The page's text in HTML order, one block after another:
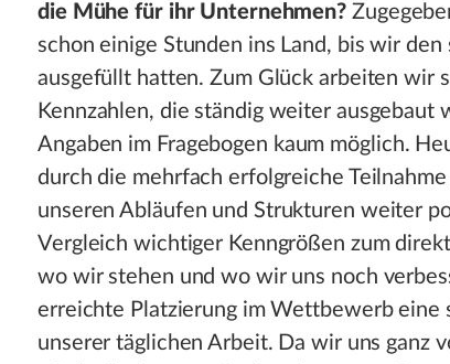
die Mühe für ihr Unternehmen?
schon einige Stunden ins Land, bis wir
ausgefüllt hatten. Zum Glück arbeiten wir
Kennzahlen, die ständig weiter ausgebaut
Angaben im Fragebogen kaum möglich.
durch die mehrfach erfolgreiche
unseren Abläufen und Strukturen weiter
Vergleich wichtiger Kenngrößen zum
wo wir stehen und wo wir uns noch
erreichte Platzierung im Wettbewerb eine
unserer täglichen Arbeit. Da wir uns ganz